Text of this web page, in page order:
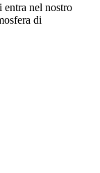
entra nel nostro
di